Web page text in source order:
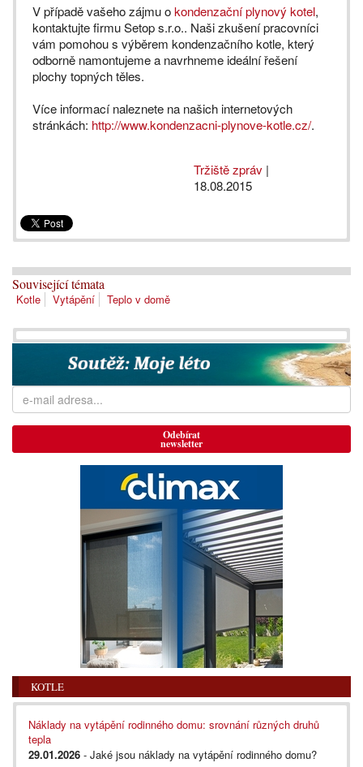
V případě vašeho zájmu okondenzační plynový kotel,
kontaktujte firmu Setop s.r.o.. Naši zkušení pracovníci
vám pomohou s výběrem kondenzačního kotle, který
odborně namontujeme a navrhneme ideální řešení
plochy topných těles.
Více informací naleznete na našich internetových
stránkách: http://www.kondenzacni-plynove-kotle.cz/.
Tržiště zpráv |
18.08.2015
Související témata
Kotle Vytápění Teplo v domě
Odebírat
newsletter
KOTLE
Náklady na vytápění rodinného domu: srovnání různých druhů
tepla
29.01.2026 - Jaké jsou náklady na vytápění rodinného domu?